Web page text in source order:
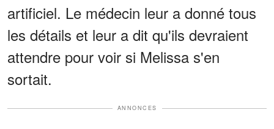
artificiel. Le médecin leur a donné tous
les détails et leur a dit qu'ils devraient
attendre pour voir si Melissa s'en
sortait.
ANNONCES